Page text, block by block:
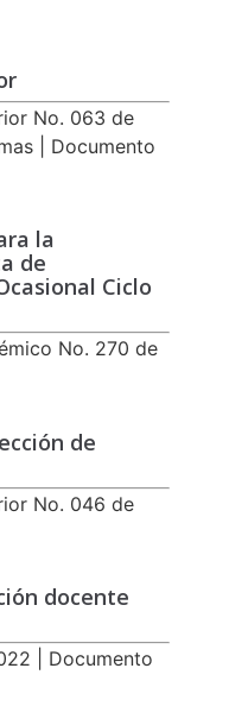
No. 063 de
| Documento
la
de
Ciclo
No. 270 de
de
No. 046 de
docente
| Documento